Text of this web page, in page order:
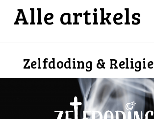
Alle artikels
Zelfdoding & Religie